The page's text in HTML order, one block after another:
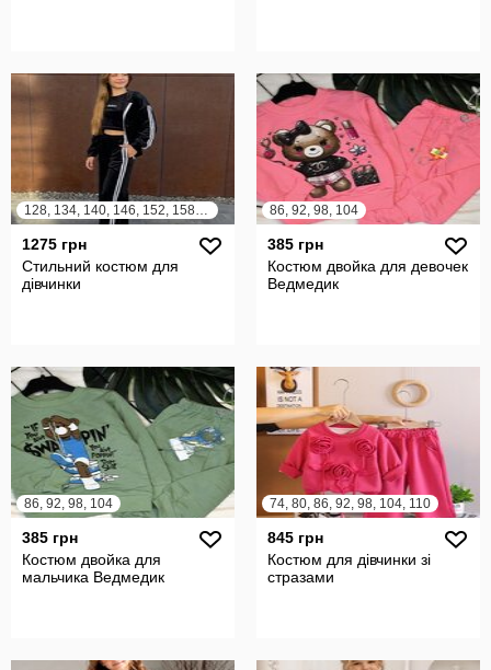
128, 134, 140, 146, 152, 158, 164
1275 грн
Стильний костюм для
дівчинки
86, 92, 98, 104
385 грн
Костюм двойка для девочек
Ведмедик
86, 92, 98, 104
385 грн
Костюм двойка для
мальчика Ведмедик
74, 80, 86, 92, 98, 104, 110
845 грн
Костюм для дівчинки зі
стразами